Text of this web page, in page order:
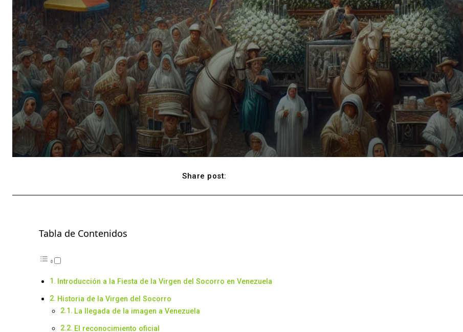
Share post:
Tabla de Contenidos
Introducción a la Fiesta de la Virgen del Socorro en Venezuela
Historia de la Virgen del Socorro
La llegada de la imagen a Venezuela
El reconocimiento oficial